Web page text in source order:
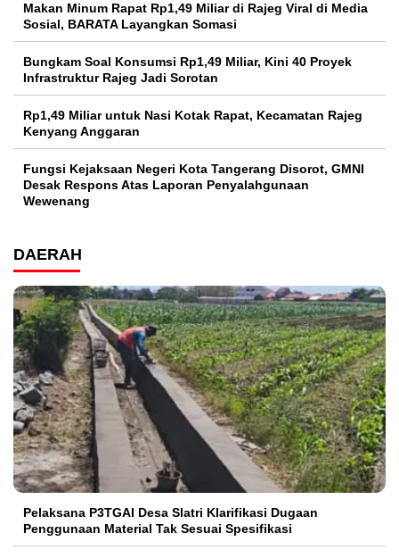
Makan Minum Rapat Rp1,49 Miliar di Rajeg Viral di Media
Sosial, BARATA Layangkan Somasi
Bungkam Soal Konsumsi Rp1,49 Miliar, Kini 40 Proyek
Infrastruktur Rajeg Jadi Sorotan
Rp1,49 Miliar untuk Nasi Kotak Rapat, Kecamatan Rajeg
Kenyang Anggaran
Fungsi Kejaksaan Negeri Kota Tangerang Disorot, GMNI
Desak Respons Atas Laporan Penyalahgunaan
Wewenang
DAERAH
Pelaksana P3TGAI Desa Slatri Klarifikasi Dugaan
Penggunaan Material Tak Sesuai Spesifikasi